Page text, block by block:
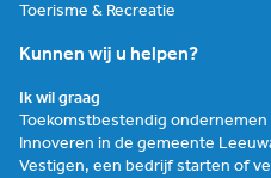
Toerisme & Recreatie
Kunnen wij u helpen?
Ik wil graag
Toekomstbestendig ondernemen
Innoveren in de gemeente
Vestigen, een bedrijf starten of